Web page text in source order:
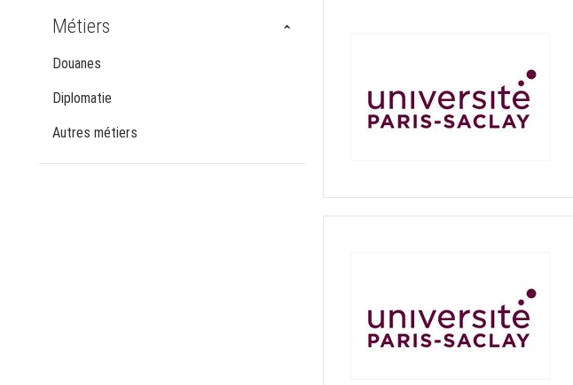
Métiers
Douanes
Diplomatie
Autres métiers